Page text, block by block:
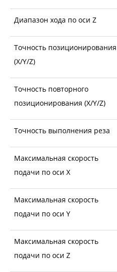
Диапазон хода по оси Z
Точность позиционирования
(X/Y/Z)
Точность повторного
позиционирования (X/Y/Z)
Точность выполнения реза
Максимальная скорость
подачи по оси Х
Максимальная скорость
подачи по оси Y
Максимальная скорость
подачи по оси Z